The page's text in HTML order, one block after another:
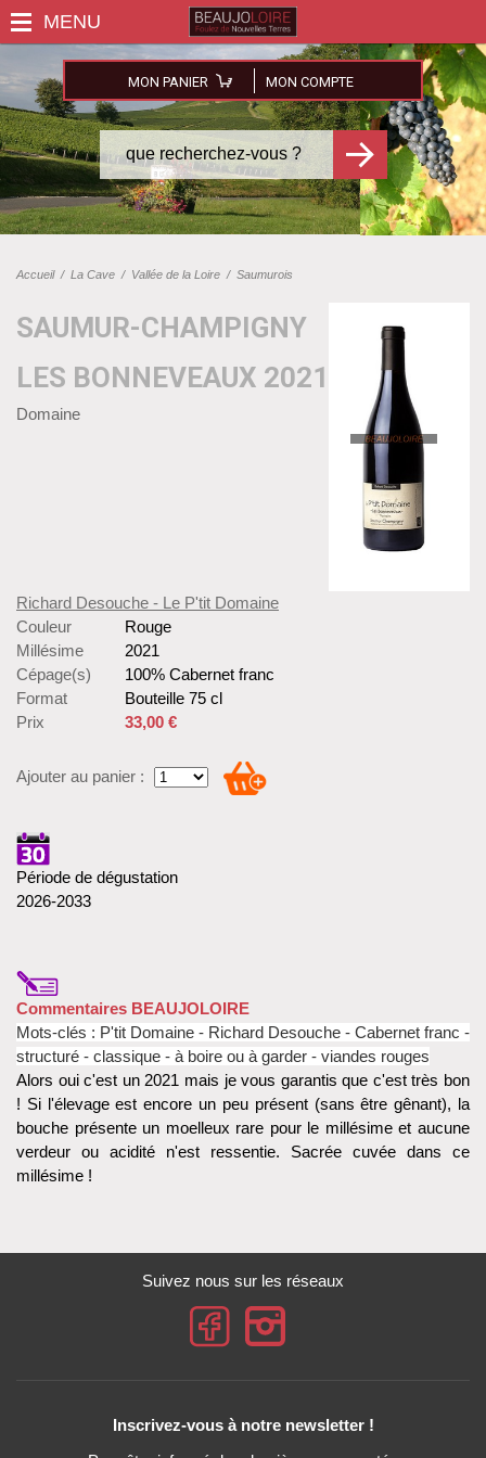
MON PANIER MON COMPTE
Accueil/ La Cave / Vallée de la Loire / Saumurois
SAUMUR-CHAMPIGNY
LES BONNEVEAUX 2021
Domaine
Richard Desouche - Le P'tit Domaine
Couleur
Rouge
Millésime
2021
Cépage(s)
100% Cabernet franc
Format
Bouteille 75 cl
Prix
33,00 €
Ajouter au panier :
Période de dégustation
2026-2033
Commentaires BEAUJOLOIRE
Mots-clés : P'tit Domaine - Richard Desouche - Cabernet franc -
structuré - classique - à boire ou à garder - viandes rouges
Alors oui c'est un 2021 mais je vous garantis que c'est très bon
! Si l'élevage est encore un peu présent (sans être gênant), la
bouche présente un moelleux rare pour le millésime et aucune
verdeur ou acidité n'est ressentie. Sacrée cuvée dans ce
millésime !
Suivez nous sur les réseaux
Inscrivez-vous à notre newsletter !